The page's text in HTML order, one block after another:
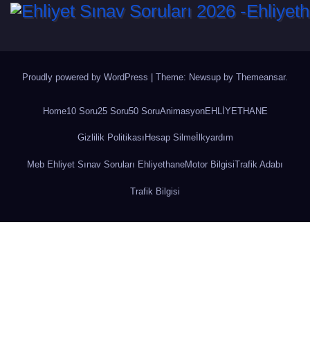
Proudly powered by WordPress Theme: Newsup by Themeansar.
Home10 Soru25 Soru50 SoruAnimasyonEHLİYETHANE
Gizlilik Politikası Hesap Silmeİlkyardım
Meb Ehliyet Sınav Soruları EhliyethaneMotor BilgisiTrafik Adabı
Trafik Bilgisi